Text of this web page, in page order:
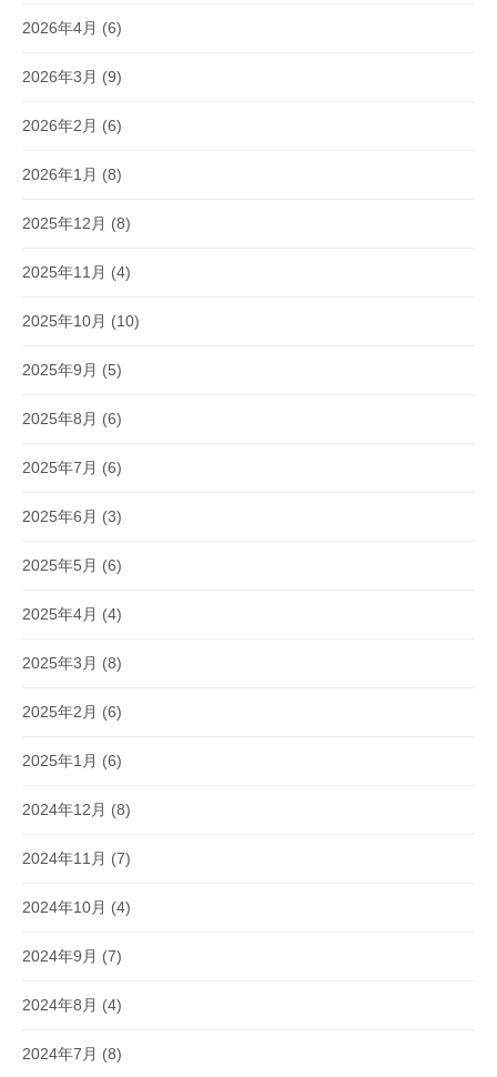
2026年4月 (6)
2026年3月 (9)
2026年2月 (6)
2026年1月 (8)
2025年12月 (8)
2025年11月 (4)
2025年10月 (10)
2025年9月 (5)
2025年8月 (6)
2025年7月 (6)
2025年6月 (3)
2025年5月 (6)
2025年4月 (4)
2025年3月 (8)
2025年2月 (6)
2025年1月 (6)
2024年12月 (8)
2024年11月 (7)
2024年10月 (4)
2024年9月 (7)
2024年8月 (4)
2024年7月 (8)